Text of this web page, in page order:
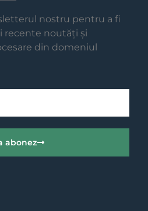
nostru pentru a fi
recente noutăți și
din domeniul
abonez